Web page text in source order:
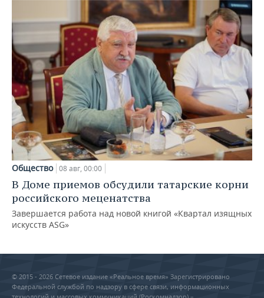
Общество 08 авг, 00:00
В Доме приемов обсудили татарские корни
российского меценатства
Завершается работа над новой книгой «Квартал изящных
искусств ASG»
© 2015 - 2026 Сетевое издание «Реальное время» Зарегистрировано
Федеральной службой по надзору в сфере связи, информационных